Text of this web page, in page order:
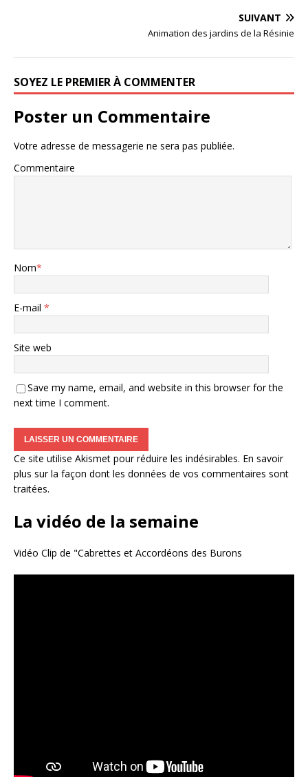
SUIVANT
Animation des jardins de la Résinie
SOYEZ LE PREMIER À COMMENTER
Poster un Commentaire
Votre adresse de messagerie ne sera pas publiée.
Commentaire
Nom*
E-mail *
Site web
Save my name, email, and website in this browser for the
next time I comment.
Ce site utilise Akismet pour réduire les indésirables. En savoir
plus sur la façon dont les données de vos commentaires sont
traitées.
La vidéo de la semaine
Vidéo Clip de "Cabrettes et Accordéons des Burons